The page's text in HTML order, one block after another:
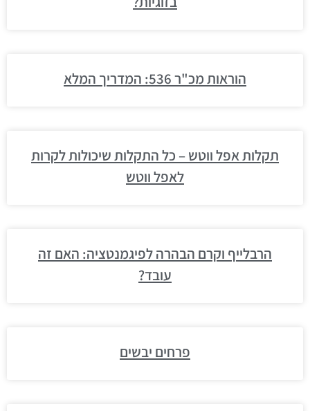
הוראות מכ"ר 536: המדריך המלא
תקלות אפל ווטש – כל התקלות שיכולות לקרות
לאפל ווטש
הרבלייף וקרם הבהרה לפיגמנטציה: האם זה
עובד?
פרחים יבשים